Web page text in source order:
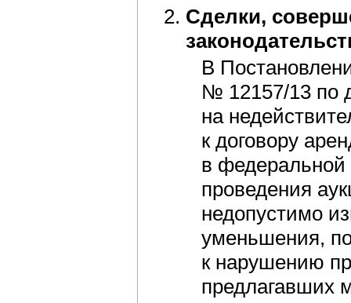
Сделки,
В
№ 12157/13 по
на
к договору
в федеральной
проведения
недопустимо
уменьшения,
к нарушению
предлагавших